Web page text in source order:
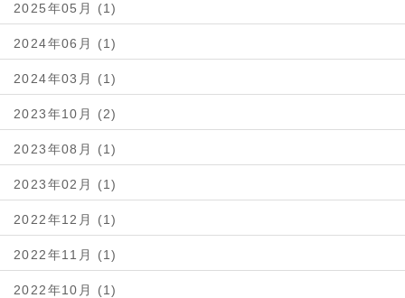
2025年05月 (1)
2024年06月 (1)
2024年03月 (1)
2023年10月 (2)
2023年08月 (1)
2023年02月 (1)
2022年12月 (1)
2022年11月 (1)
2022年10月 (1)